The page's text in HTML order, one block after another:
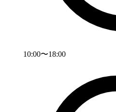
10:00〜18:00